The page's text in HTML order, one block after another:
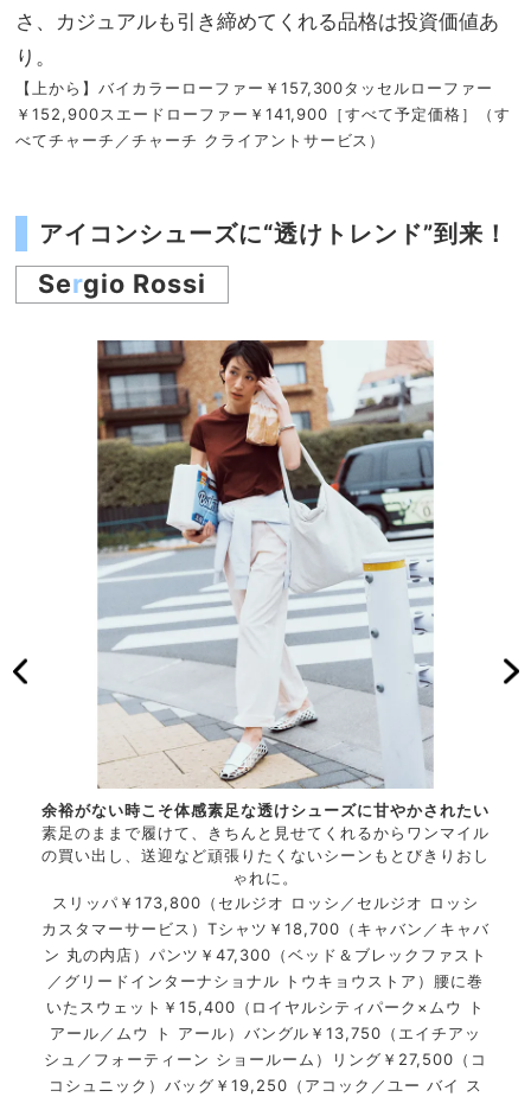
さ、カジュアルも引き締めてくれる品格は投資価値あ
り。
【上から】バイカラーローファー￥157,300タッセルローファー
￥152,900スエードローファー￥141,900［すべて予定価格］（す
べてチャーチ／チャーチ クライアントサービス）
アイコンシューズに“透けトレンド”到来！
Sergio Rossi
余裕がない時こそ体感素足な透けシューズに甘やかされたい
素足のままで履けて、きちんと見せてくれるからワンマイル
の買い出し、送迎など頑張りたくないシーンもとびきりおし
ゃれに。
スリッパ￥173,800（セルジオ ロッシ／セルジオ ロッシ
カスタマーサービス）Tシャツ￥18,700（キャバン／キャバ
ン 丸の内店）パンツ￥47,300（ベッド＆ブレックファスト
／グリードインターナショナル トウキョウストア）腰に巻
いたスウェット￥15,400（ロイヤルシティパーク×ムウ ト
アール／ムウ ト アール）バングル￥13,750（エイチアッ
シュ／フォーティーン ショールーム）リング￥27,500（コ
コシュニック）バッグ￥19,250（アコック／ユー バイ ス